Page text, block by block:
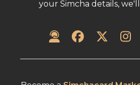
your Simcha details,